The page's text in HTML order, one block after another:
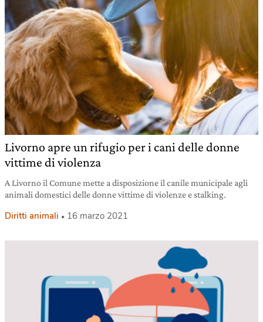
Livorno apre un rifugio per i cani delle donne
vittime di violenza
A Livorno il Comune mette a disposizione il canile municipale agli
animali domestici delle donne vittime di violenze e stalking.
Diritti animali 16 marzo 2021